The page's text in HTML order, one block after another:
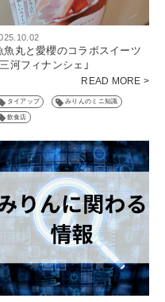
魚丸と愛櫻のコラボスイーツ
三河フィナンシェ」
READ MORE >
タイアップ みりんのミニ知識
飲食店